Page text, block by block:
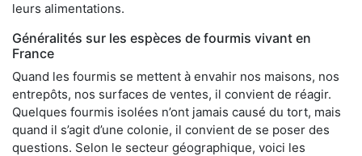
leurs alimentations.
Généralités sur les espèces de fourmis vivant en
France
Quand les fourmis se mettent à envahir nos maisons, nos
entrepôts, nos surfaces de ventes, il convient de réagir.
Quelques fourmis isolées n’ont jamais causé du tort, mais
quand il s’agit d’une colonie, il convient de se poser des
questions. Selon le secteur géographique, voici les